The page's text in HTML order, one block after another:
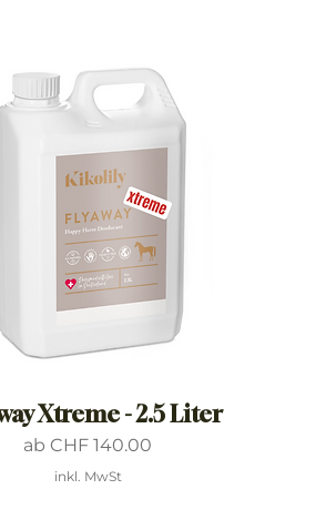
Xtreme - 2.5 Liter
ab CHF 140.00
Sale-Preis
inkl. MwSt